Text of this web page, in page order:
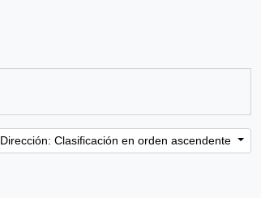
Dirección: Clasificación en orden ascendente